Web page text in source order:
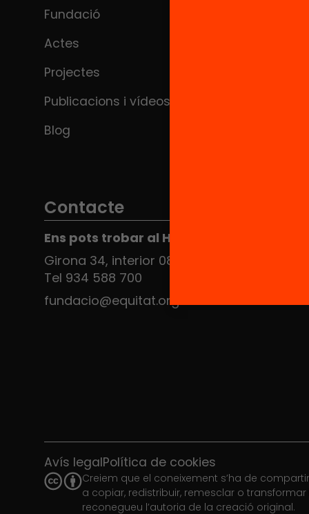
Fundació
Actes
Projectes
Publicacions i vídeos
Blog
Contacte
Ens pots trobar al Hub Social
Girona 34, interior 08010 Barcelona
Tel 934 588 700
fundacio@equitat.org
Avís legalPolítica de cookies
Creiem que el coneixement s’ha de
a copiar, redistribuir, remesclar o
reconegueu l’autoria de la creació original.